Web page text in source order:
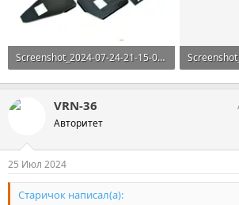
Screenshot_2024-07-24-21-15-00-167_com.android.chrome-edit.webp
77,7 KB · Просмотры: 156
52,7 KB ·
VRN-36
Авторитет
25 Июл 2024
Старичок написал(а):